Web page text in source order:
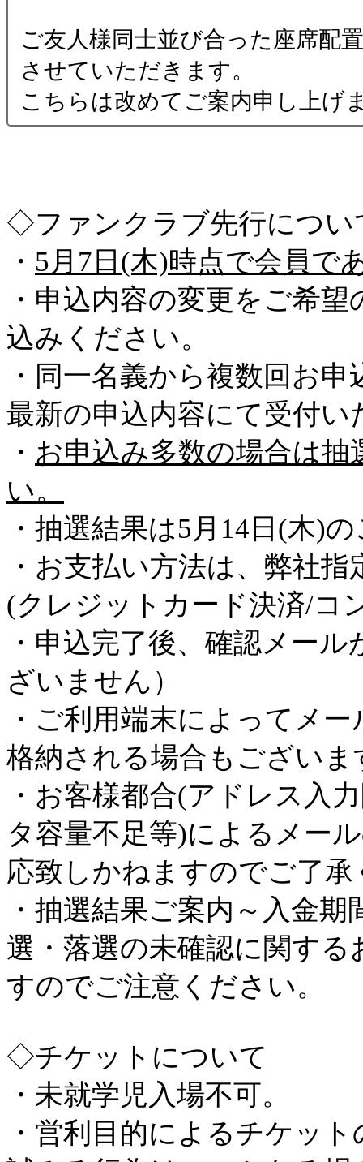
ご友人様同士並び合った座席配
させていただきます。
こちらは改めてご案内申し上げ
◇ファンクラブ先行につい
・ 5月7日(木)時点で会員で
・申込内容の変更をご希
込みください。
・同一名義から複数回お
最新の申込内容にて受付い
・ お申込み多数の場合は
い。
・抽選結果は5月14日(木)
・お支払い方法は、弊社
(クレジットカード決済/コ
・申込完了後、確認メー
ざいません）
・ご利用端末によってメ
格納される場合もござい
・お客様都合(アドレス入
タ容量不足等)によるメー
応致しかねますのでご了
・抽選結果ご案内～入金
選・落選の未確認に関す
すのでご注意ください。
◇チケットについて
・未就学児入場不可。
・営利目的によるチケッ